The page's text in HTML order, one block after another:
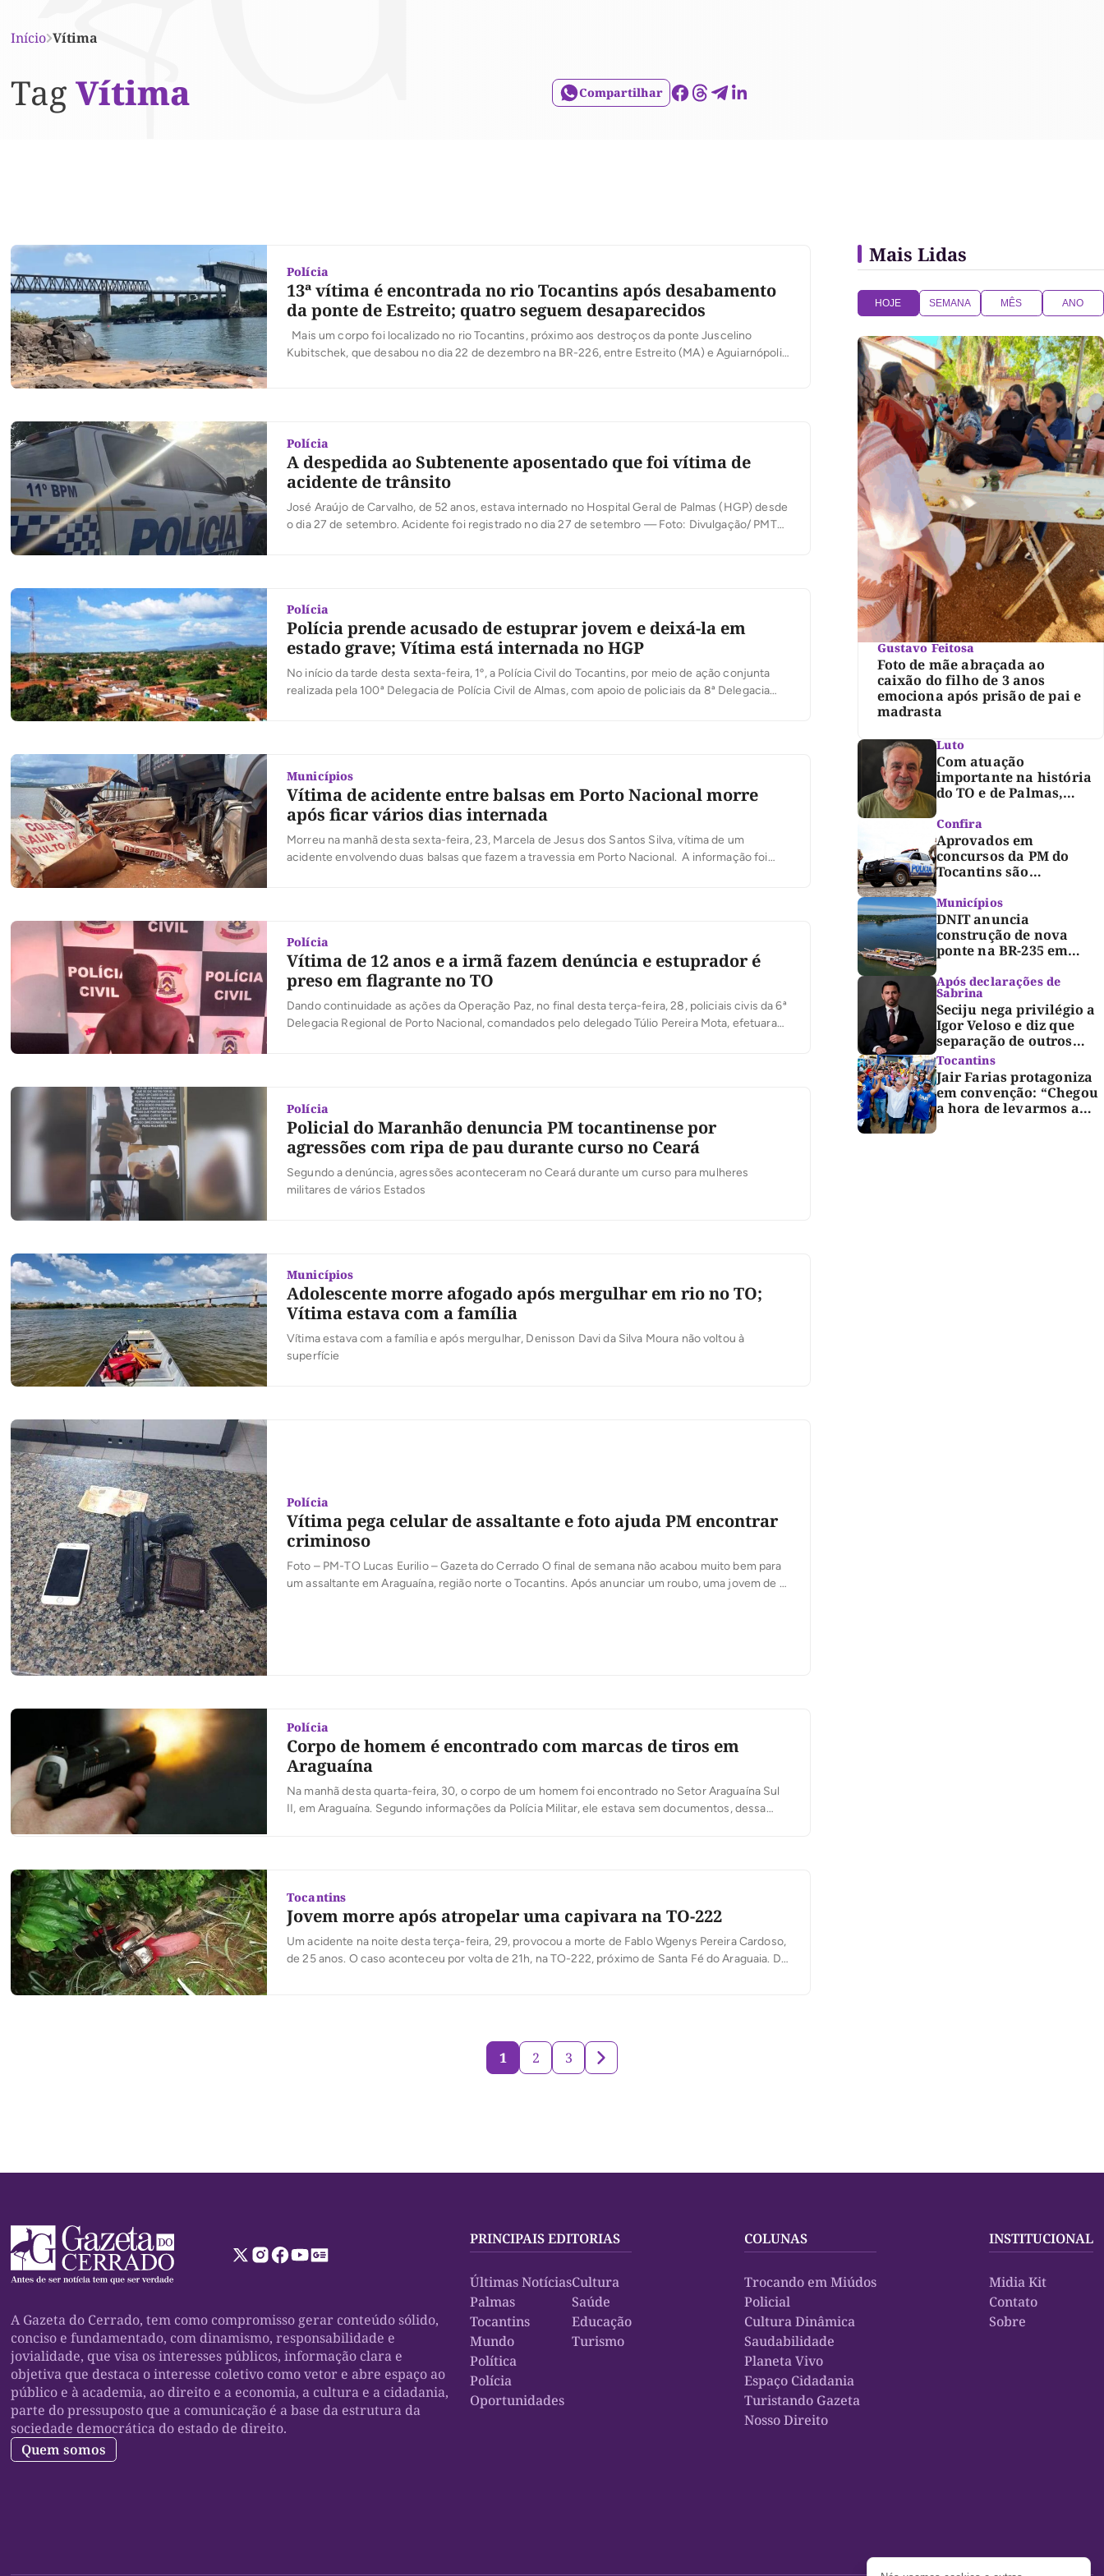
Início Vítima
Tag Vítima Compartilhar
Polícia
13ª vítima é encontrada no rio Tocantins após desabamento
da ponte de Estreito; quatro seguem desaparecidos
Mais um corpo foi localizado no rio Tocantins, próximo aos destroços da ponte Juscelino
Kubitschek, que desabou no dia 22 de dezembro na BR-226, entre Estreito (MA) e Aguiarnópolis
Polícia
A despedida ao Subtenente aposentado que foi vítima de
acidente de trânsito
José Araújo de Carvalho, de 52 anos, estava internado no Hospital Geral de Palmas (HGP) desde
o dia 27 de setembro. Acidente foi registrado no dia 27 de setembro — Foto: Divulgação/ PMTO
Polícia
Polícia prende acusado de estuprar jovem e deixá-la em
estado grave; Vítima está internada no HGP
No início da tarde desta sexta-feira, 1º, a Polícia Civil do Tocantins, por meio de ação conjunta
realizada pela 100ª Delegacia de Polícia Civil de Almas, com apoio de policiais da 8ª Delegacia
Municípios
Vítima de acidente entre balsas em Porto Nacional morre
após ficar vários dias internada
Morreu na manhã desta sexta-feira, 23, Marcela de Jesus dos Santos Silva, vítima de um
acidente envolvendo duas balsas que fazem a travessia em Porto Nacional. A informação foi
Polícia
Vítima de 12 anos e a irmã fazem denúncia e estuprador é
preso em flagrante no TO
Dando continuidade as ações da Operação Paz, no final desta terça-feira, 28, policiais civis da 6ª
Delegacia Regional de Porto Nacional, comandados pelo delegado Túlio Pereira Mota, efetuaram
Polícia
Policial do Maranhão denuncia PM tocantinense por
agressões com ripa de pau durante curso no Ceará
Segundo a denúncia, agressões aconteceram no Ceará durante um curso para mulheres
militares de vários Estados
Municípios
Adolescente morre afogado após mergulhar em rio no TO;
Vítima estava com a família
Vítima estava com a família e após mergulhar, Denisson Davi da Silva Moura não voltou à
superfície
Polícia
Vítima pega celular de assaltante e foto ajuda PM encontrar
criminoso
Foto – PM-TO Lucas Eurilio – Gazeta do Cerrado O final de semana não acabou muito bem para
um assaltante em Araguaína, região norte o Tocantins. Após anunciar um roubo, uma jovem de 21
Polícia
Corpo de homem é encontrado com marcas de tiros em
Araguaína
Na manhã desta quarta-feira, 30, o corpo de um homem foi encontrado no Setor Araguaína Sul
II, em Araguaína. Segundo informações da Polícia Militar, ele estava sem documentos, dessa
Tocantins
Jovem morre após atropelar uma capivara na TO-222
Um acidente na noite desta terça-feira, 29, provocou a morte de Fablo Wgenys Pereira Cardoso,
de 25 anos. O caso aconteceu por volta de 21h, na TO-222, próximo de Santa Fé do Araguaia. De
Mais Lidas
HOJE SEMANA MÊS ANO
Gustavo Feitosa
Foto de mãe abraçada ao
caixão do filho de 3 anos
emociona após prisão de pai e
madrasta
Luto
Com atuação
importante na história
do TO e de Palmas,
morre Israel Siqueira;
Palmas decreta luto
oficial de três dias
Confira
Aprovados em
concursos da PM do
Tocantins são
convocados para fase de
inclusão e posse
Municípios
DNIT anuncia
construção de nova
ponte na BR-235 em
Pedro Afonso
Após declarações de
Sabrina
Seciju nega privilégio a
Igor Veloso e diz que
separação de outros
presos é medida de
segurança
Tocantins
Jair Farias protagoniza
em convenção: “Chegou
a hora de levarmos a
força do Bico para o
1 2 3
A Gazeta do Cerrado, tem como compromisso gerar conteúdo sólido,
conciso e fundamentado, com dinamismo, responsabilidade e
jovialidade, que visa os interesses públicos, informação clara e
objetiva que destaca o interesse coletivo como vetor e abre espaço ao
público e à academia, ao direito e a economia, a cultura e a cidadania,
parte do pressuposto que a comunicação é a base da estrutura da
sociedade democrática do estado de direito.
Quem somos
PRINCIPAIS EDITORIAS
Últimas Notícias
Palmas
Tocantins
Mundo
Política
Polícia
Oportunidades
Cultura
Saúde
Educação
Turismo
COLUNAS
Trocando em Miúdos
Policial
Cultura Dinâmica
Saudabilidade
Planeta Vivo
Espaço Cidadania
Turistando Gazeta
Nosso Direito
INSTITUCIONAL
Midia Kit
Contato
Sobre